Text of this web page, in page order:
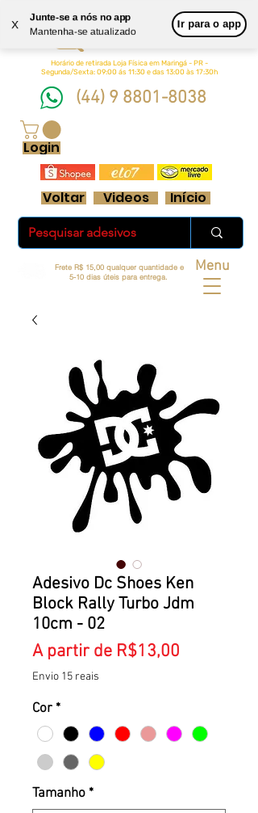
X
Junte-se a nós no app
Mantenha-se atualizado
Ir para o app
Horário de retirada Loja Física em Maringá - PR -
Segunda/Sexta: 09:00 ás 11:30 e das 13:00 às 17:30h
(44) 9 8801-8038
Início
Menu
Frete R$ 15,00 qualquer quantidade e
5-10 dias úteis para entrega.
Login
Voltar Videos
Queen
Adesivos Ltda.
Adesivo Dc Shoes Ken
Block Rally Turbo Jdm
10cm - 02
A partir de R$13,00
Envio 15 reais
Cor *
Tamanho *